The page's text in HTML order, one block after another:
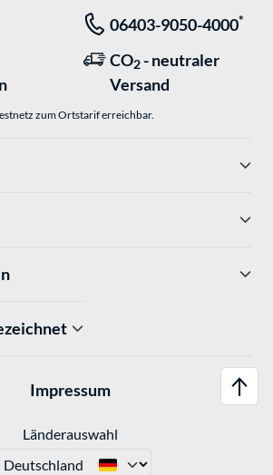
06403-9050-4000*
CO2 - neutraler
Versand
zum Ortstarif erreichbar.
Impressum
Länderauswahl